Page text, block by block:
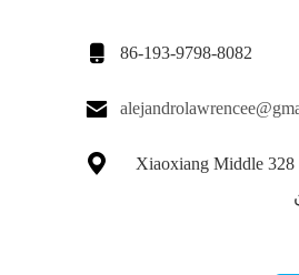
 86-193-9798-8082

 مركز DOBE Yuelu للذكاء الاصطناعي ، 328 Xiaoxiang Middle